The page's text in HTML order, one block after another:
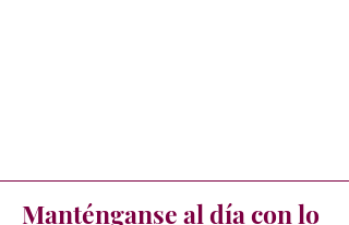
Manténganse al día con lo